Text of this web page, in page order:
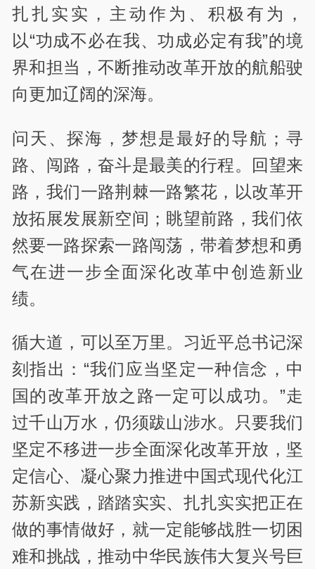
扎扎实实，主动作为、积极有为，
以“功成不必在我、功成必定有我”的境
界和担当，不断推动改革开放的航船驶
向更加辽阔的深海。
问天、探海，梦想是最好的导航；寻
路、闯路，奋斗是最美的行程。回望来
路，我们一路荆棘一路繁花，以改革开
放拓展发展新空间；眺望前路，我们依
然要一路探索一路闯荡，带着梦想和勇
气在进一步全面深化改革中创造新业
绩。
循大道，可以至万里。习近平总书记深
刻指出：“我们应当坚定一种信念，中
国的改革开放之路一定可以成功。”走
过千山万水，仍须跋山涉水。只要我们
坚定不移进一步全面深化改革开放，坚
定信心、凝心聚力推进中国式现代化江
苏新实践，踏踏实实、扎扎实实把正在
做的事情做好，就一定能够战胜一切困
难和挑战，推动中华民族伟大复兴号巨